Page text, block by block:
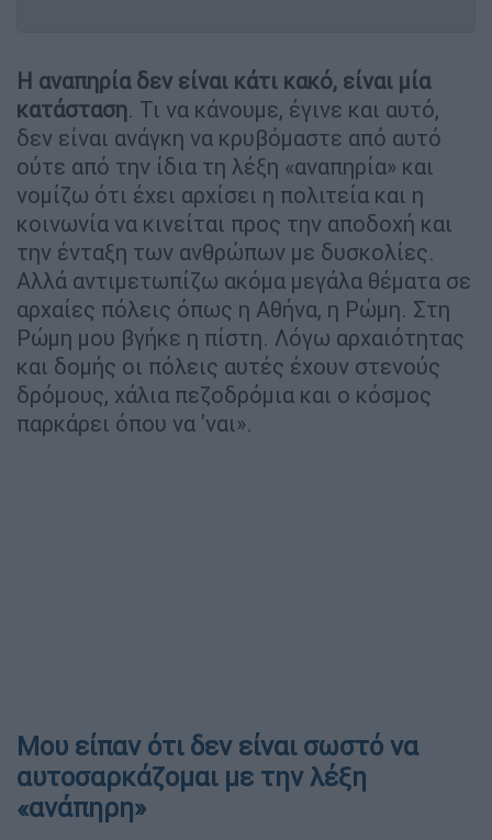
Η αναπηρία δεν είναι κάτι κακό, είναι μία
κατάσταση. Τι να κάνουμε, έγινε και αυτό,
δεν είναι ανάγκη να κρυβόμαστε από αυτό
ούτε από την ίδια τη λέξη «αναπηρία» και
νομίζω ότι έχει αρχίσει η πολιτεία και η
κοινωνία να κινείται προς την αποδοχή και
την ένταξη των ανθρώπων με δυσκολίες.
Αλλά αντιμετωπίζω ακόμα μεγάλα θέματα σε
αρχαίες πόλεις όπως η Αθήνα, η Ρώμη. Στη
Ρώμη μου βγήκε η πίστη. Λόγω αρχαιότητας
και δομής οι πόλεις αυτές έχουν στενούς
δρόμους, χάλια πεζοδρόμια και ο κόσμος
παρκάρει όπου να 'ναι».
Μου είπαν ότι δεν είναι σωστό να
αυτοσαρκάζομαι με την λέξη
«ανάπηρη»